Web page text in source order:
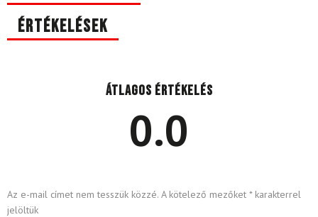
Értékelések
Átlagos értékelés
0.0
Az e-mail címet nem tesszük közzé. A kötelező mezőket *karakterrel
jelöltük